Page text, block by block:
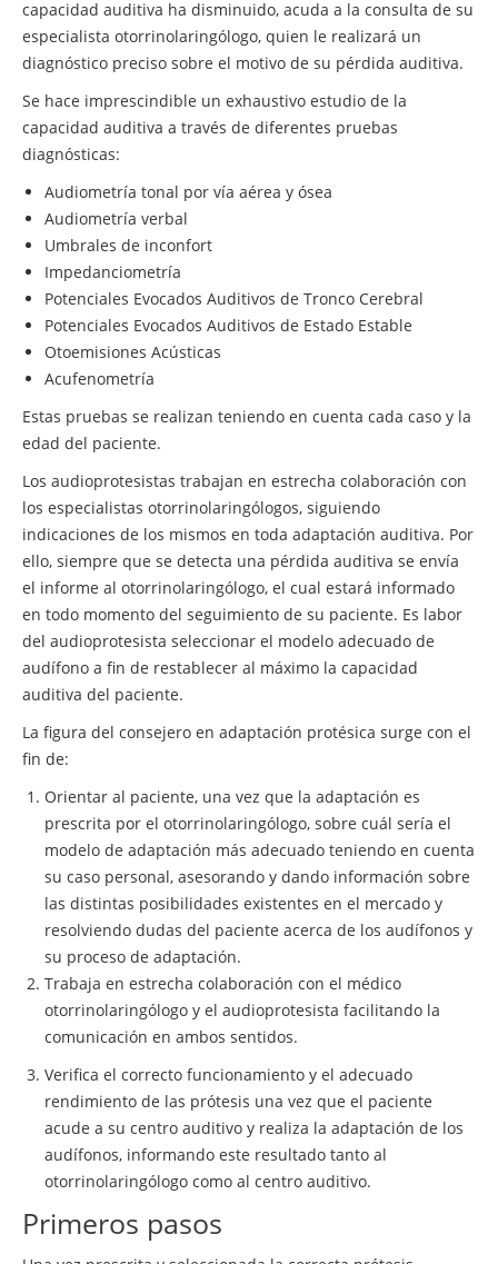
capacidad auditiva ha disminuido, acuda a la consulta de su
especialista otorrinolaringólogo, quien le realizará un
diagnóstico preciso sobre el motivo de su pérdida auditiva.
Se hace imprescindible un exhaustivo estudio de la
capacidad auditiva a través de diferentes pruebas
diagnósticas:
Audiometría tonal por vía aérea y ósea
Audiometría verbal
Umbrales de inconfort
Impedanciometría
Potenciales Evocados Auditivos de Tronco Cerebral
Potenciales Evocados Auditivos de Estado Estable
Otoemisiones Acústicas
Acufenometría
Estas pruebas se realizan teniendo en cuenta cada caso y la
edad del paciente.
Los audioprotesistas trabajan en estrecha colaboración con
los especialistas otorrinolaringólogos, siguiendo
indicaciones de los mismos en toda adaptación auditiva. Por
ello, siempre que se detecta una pérdida auditiva se envía
el informe al otorrinolaringólogo, el cual estará informado
en todo momento del seguimiento de su paciente. Es labor
del audioprotesista seleccionar el modelo adecuado de
audífono a fin de restablecer al máximo la capacidad
auditiva del paciente.
La figura del consejero en adaptación protésica surge con el
fin de:
Orientar al paciente, una vez que la adaptación es
prescrita por el otorrinolaringólogo, sobre cuál sería el
modelo de adaptación más adecuado teniendo en cuenta
su caso personal, asesorando y dando información sobre
las distintas posibilidades existentes en el mercado y
resolviendo dudas del paciente acerca de los audífonos y
su proceso de adaptación.
Trabaja en estrecha colaboración con el médico
otorrinolaringólogo y el audioprotesista facilitando la
comunicación en ambos sentidos.
Verifica el correcto funcionamiento y el adecuado
rendimiento de las prótesis una vez que el paciente
acude a su centro auditivo y realiza la adaptación de los
audífonos, informando este resultado tanto al
otorrinolaringólogo como al centro auditivo.
Primeros pasos